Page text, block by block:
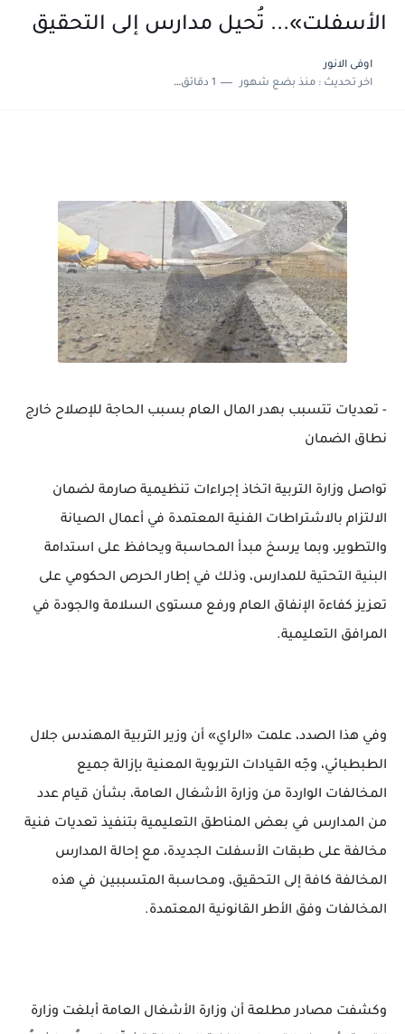
الأسفلت»... تُحيل مدارس إلى التحقيق
اوفى الانور
اخر تحديث :منذ بضع شهور 1 دقائق للقراءة
- تعديات تتسبب بهدر المال العام بسبب الحاجة للإصلاح خارج
نطاق الضمان
تواصل وزارة التربية اتخاذ إجراءات تنظيمية صارمة لضمان
الالتزام بالاشتراطات الفنية المعتمدة في أعمال الصيانة
والتطوير، وبما يرسخ مبدأ المحاسبة ويحافظ على استدامة
البنية التحتية للمدارس، وذلك في إطار الحرص الحكومي على
تعزيز كفاءة الإنفاق العام ورفع مستوى السلامة والجودة في
المرافق التعليمية.
وفي هذا الصدد، علمت «الراي» أن وزير التربية المهندس جلال
الطبطبائي، وجّه القيادات التربوية المعنية بإزالة جميع
المخالفات الواردة من وزارة الأشغال العامة، بشأن قيام عدد
من المدارس في بعض المناطق التعليمية بتنفيذ تعديات فنية
مخالفة على طبقات الأسفلت الجديدة، مع إحالة المدارس
المخالفة كافة إلى التحقيق، ومحاسبة المتسببين في هذه
المخالفات وفق الأطر القانونية المعتمدة.
وكشفت مصادر مطلعة أن وزارة الأشغال العامة أبلغت وزارة